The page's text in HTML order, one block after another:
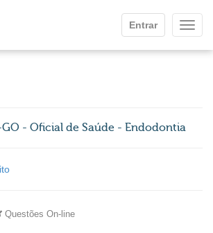
Entrar
GO - Oficial de Saúde - Endodontia
Questões On-line